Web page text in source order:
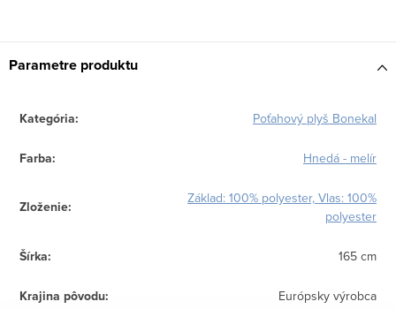
Parametre produktu
Kategória: Poťahový plyš Bonekal
Farba: Hnedá - melír
Zloženie:
Základ: 100% polyester, Vlas: 100%
polyester
Šírka: 165 cm
Krajina pôvodu: Európsky výrobca